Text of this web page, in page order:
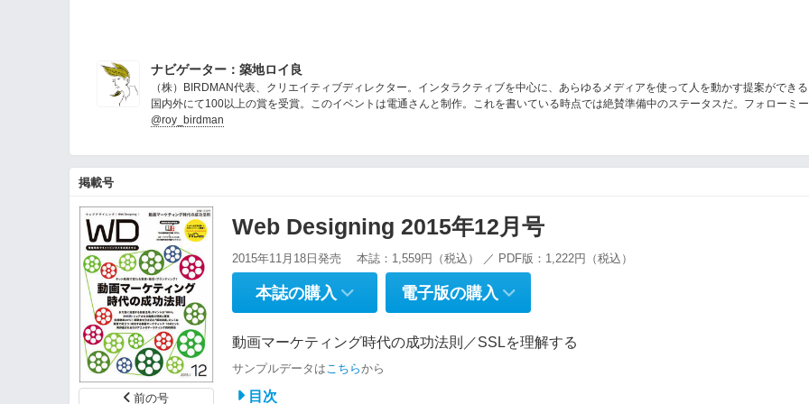
ナビゲーター：築地ロイ良
（株）BIRDMAN代表、クリエイティブディレクター。インタラクティブを中心に、あらゆるメディアを使って人を動かす提案ができ
国内外にて100以上の賞を受賞。このイベントは電通さんと制作。これを書いている時点では絶賛準備中のステータスだ。フォローミ
@roy_birdman
掲載号
前の号
Web Designing 2015年12月号
2015年11月18日発売 本誌：1,559円（税込） ／ PDF版：1,222円（税込）
本誌の購入 電子版の購入
動画マーケティング時代の成功法則／SSLを理解する
サンプルデータは こちらから
目次